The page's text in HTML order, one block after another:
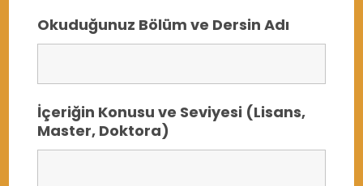
Okuduğunuz Bölüm ve Dersin Adı
İçeriğin Konusu ve Seviyesi (Lisans,
Master, Doktora)